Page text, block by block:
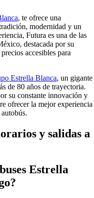
, te ofrece una
modernidad y un
Futura es una de las
destacada por su
accesibles para
Estrella Blanca, un gigante
de 80 años de trayectoria.
su constante innovación y
ofrecer la mejor experiencia
y salidas a
Estrella